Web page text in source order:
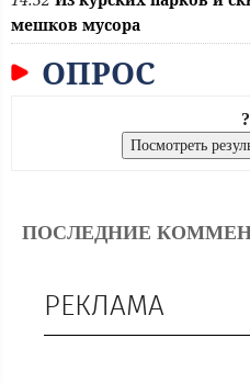
мешков мусора
ОПРОС
?
ПОСЛЕДНИЕ
РЕКЛАМА